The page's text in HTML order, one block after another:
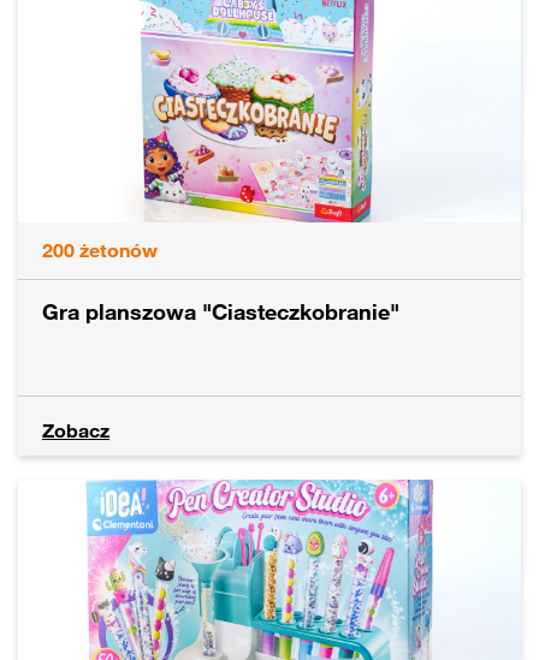
200 żetonów
Gra planszowa "Ciasteczkobranie"
Zobacz